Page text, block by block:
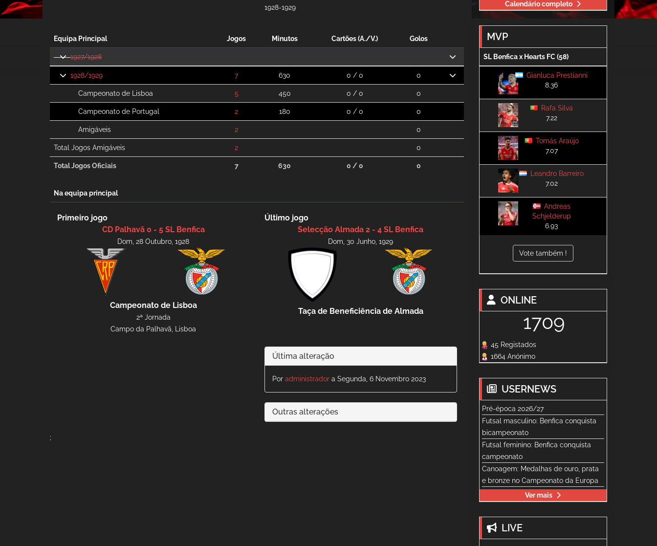
1928-1929
Equipa Principal Jogos Minutos Cartões (A./V.) Golos
1927/1928
1928/1929 7 630 0 / 0 0
Campeonato de Lisboa 5 450 0 / 0 0
Campeonato de Portugal 2 180 0 / 0 0
Amigáveis 2 0
Total Jogos Amigáveis 2 0
Total Jogos Oficiais 7 630 0 / 0 0
Na equipa principal
Primeiro jogo
CD Palhavã 0 - 5 SL Benfica
Dom, 28 Outubro, 1928
Campeonato de Lisboa
2ª Jornada
Campo da Palhavã, Lisboa
Último jogo
Selecção Almada 2 - 4 SL Benfica
Dom, 30 Junho, 1929
Taça de Beneficiência de Almada
Última alteração
Por administradora Segunda, 6 Novembro 2023
Outras alterações
;
Calendário completo
MVP
SL Benfica x Hearts FC (58)
Gianluca Prestianni
8.36
Rafa Silva
7.22
Tomás Araújo
7.07
Leandro Barreiro
7.02
Andreas
Schjelderup
6.93
Vote também !
ONLINE
1709
45 Registados
1664 Anónimo
USERNEWS
Pré-época 2026/27
Futsal masculino: Benfica conquista
bicampeonato
Futsal feminino: Benfica conquista
campeonato
Canoagem: Medalhas de ouro, prata
e bronze no Campeonato da Europa
Ver mais
LIVE